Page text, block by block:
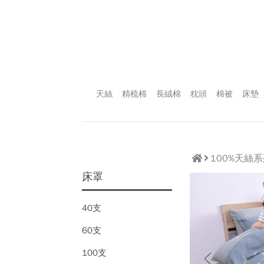
天絲 精梳棉 長絨棉 枕頭 棉被 床墊
床罩
40支
60支
100支
100%天絲